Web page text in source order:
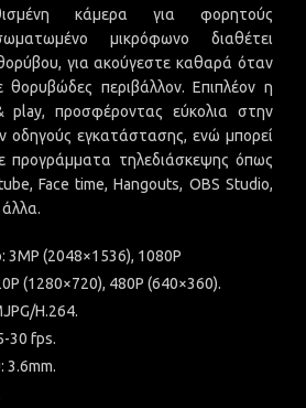
κάμερα για φορητούς
μικρόφωνο διαθέτει
για ακούγεστε καθαρά όταν
περιβάλλον. Επιπλέον η
play, προσφέροντας εύκολια στην
οδηγούς εγκατάστασης, ενώ μπορεί
προγράμματα τηλεδιάσκεψης όπως
Face time, Hangouts, OBS Studio,
3MP (2048×1536), 1080P
(1280×720), 480P (640×360).
H.264.
30 fps.
3.6mm.